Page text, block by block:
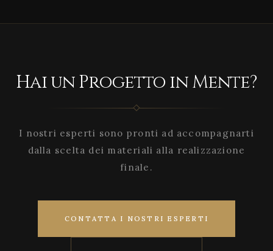
Hai un Progetto in Mente?
I nostri esperti sono pronti ad accompagnarti
dalla scelta dei materiali alla realizzazione
finale.
CONTATTA I NOSTRI ESPERTI